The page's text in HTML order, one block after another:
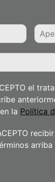
el
la Política
arriba